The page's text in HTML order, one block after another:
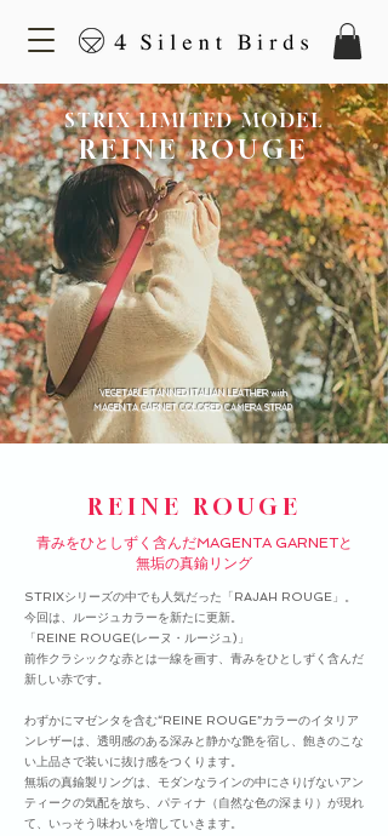
STRIX LIMITED MODEL
REINE ROUGE
VEGETABLE TANNED ITALIAN LEATHER with
MAGENTA GARNET COLORED CAMERA STRAP
REINE ROUGE
青みをひとしずく含んだMAGENTA GARNETと
無垢の真鍮リング
STRIXシリーズの中でも人気だった「RAJAH ROUGE」。
今回は、ルージュカラーを新たに更新。
「REINE ROUGE(レーヌ・ルージュ)」
前作クラシックな赤とは一線を画す、青みをひとしずく含んだ
新しい赤です。
わずかにマゼンタを含む“REINE ROUGE”カラーのイタリア
ンレザーは、透明感のある深みと静かな艶を宿し、飽きのこな
い上品さで装いに抜け感をつくります。
無垢の真鍮製リングは、モダンなラインの中にさりげないアン
ティークの気配を放ち、パティナ（自然な色の深まり）が現れ
て、いっそう味わいを増していきます。